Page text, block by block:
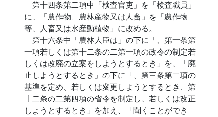
第十四条第二項中「検査官吏」を「検査職員」
に、「農作物、農林産物又は人畜」を「農作物
等、人畜又は水産動植物」に改める。
第十六条中「農林大臣は」の下に「、第一条第
一項若しくは第十二条の二第一項の政令の制定若
しくは改廃の立案をしようとするとき」を、「廃
止しようとするとき」の下に「、第三条第二項の
基準を定め、若しくは変更しようとするとき、第
十二条の二第四項の省令を制定し、若しくは改正
しようとするとき」を加え、「聞くことができ